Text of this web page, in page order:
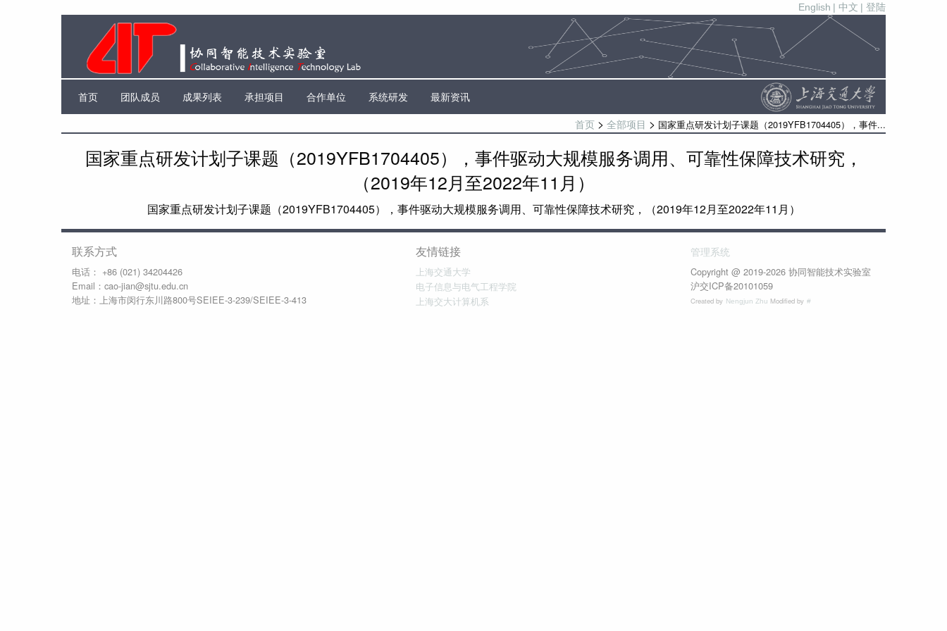
English | 中文 | 登陆
首页 团队成员 成果列表 承担项目 合作单位 系统研发 最新资讯
首页 > 全部项目 > 国家重点研发计划子课题（2019YFB1704405），事件...
国家重点研发计划子课题（2019YFB1704405），事件驱动大规模服务调用、可靠性保障技术研究，
（2019年12月至2022年11月）
国家重点研发计划子课题（2019YFB1704405），事件驱动大规模服务调用、可靠性保障技术研究，（2019年12月至2022年11月）
联系方式
电话： +86 (021) 34204426
Email：cao-jian@sjtu.edu.cn
地址：上海市闵行东川路800号SEIEE-3-239/SEIEE-3-413
友情链接
上海交通大学
电子信息与电气工程学院
上海交大计算机系
管理系统
Copyright @ 2019-2026 协同智能技术实验室
沪交ICP备20101059
Created by Nengjun Zhu Modified by #